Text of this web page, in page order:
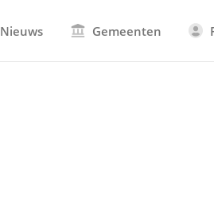
Nieuws Gemeenten